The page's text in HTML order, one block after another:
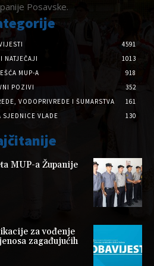
Posavske.
4591
NATJEČAJI
1013
MUP-A
918
POZIVI
352
VODOPRIVREDE I ŠUMARSTVA
161
VLADE
130
MUP-a Županije
za vođenje
zagađujućih